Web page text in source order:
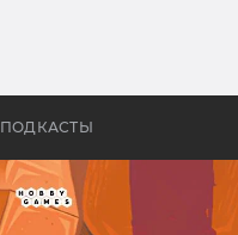
ПОДКАСТЫ
колец»